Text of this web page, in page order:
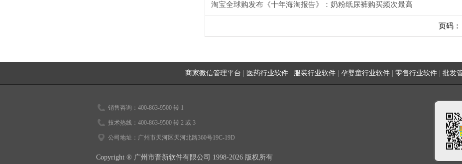
淘宝全球购发布《十年海淘报告》：奶粉纸尿裤购买频次最高
页码：
商家微信管理平台 医药行业软件| 服装行业软件| 孕婴童行业软件| 零售行业软件| 批发
销售咨询：400-863-9500 转 1
技术热线：400-863-9500 转 2 或 3
公司地址：广州市天河区天河北路360号19C-19D
Copyright ® 广州市晋新软件有限公司 1998-2026 版权所有